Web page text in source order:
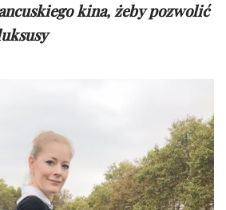
kina, żeby pozwolić